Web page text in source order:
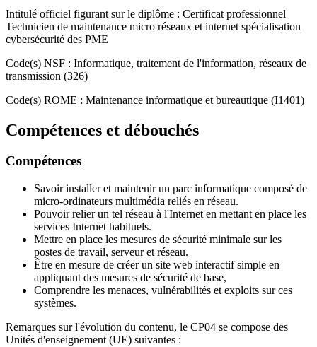
Intitulé officiel figurant sur le diplôme : Certificat professionnel
Technicien de maintenance micro réseaux et internet spécialisation
cybersécurité des PME
Code(s) NSF : Informatique, traitement de l'information, réseaux de
transmission (326)
Code(s) ROME : Maintenance informatique et bureautique (I1401)
Compétences et débouchés
Compétences
Savoir installer et maintenir un parc informatique composé de
micro-ordinateurs multimédia reliés en réseau.
Pouvoir relier un tel réseau à l'Internet en mettant en place les
services Internet habituels.
Mettre en place les mesures de sécurité minimale sur les
postes de travail, serveur et réseau.
Être en mesure de créer un site web interactif simple en
appliquant des mesures de sécurité de base,
Comprendre les menaces, vulnérabilités et exploits sur ces
systèmes.
Remarques sur l'évolution du contenu, le CP04 se compose des
Unités d'enseignement (UE) suivantes :